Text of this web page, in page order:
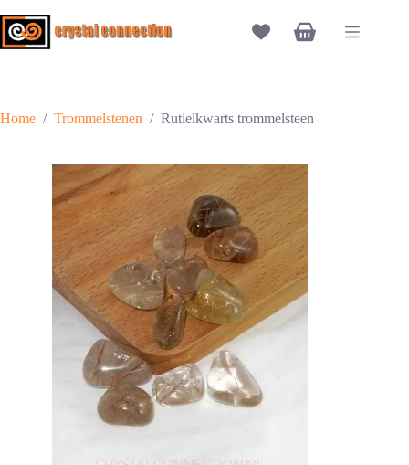
naar
de
Winkelwagen
Home / Trommelstenen / Rutielkwarts trommelsteen